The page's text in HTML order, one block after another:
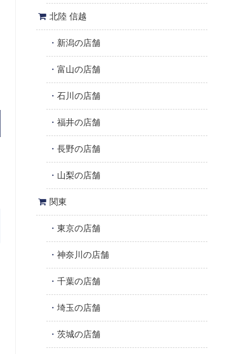
北陸 信越
新潟の店舗
富山の店舗
石川の店舗
福井の店舗
長野の店舗
山梨の店舗
関東
東京の店舗
神奈川の店舗
千葉の店舗
埼玉の店舗
茨城の店舗